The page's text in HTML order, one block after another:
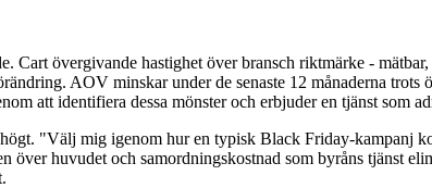
övergivande hastighet över bransch riktmärke -
AOV minskar under de senaste 12 månaderna trots
att identifiera dessa mönster och erbjuder en tjänst som
"Välj mig igenom hur en typisk Black Friday-kampanj
huvudet och samordningskostnad som byråns tjänst